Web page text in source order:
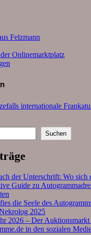
Felzmann
Onlinemarktplatz
internationale
Suchen
der Unterschrift: Wo sich
Guide zu
die Seele des
2025
2026 – Der
in den sozialen